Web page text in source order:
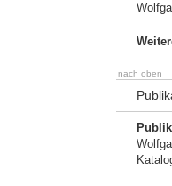
nach oben